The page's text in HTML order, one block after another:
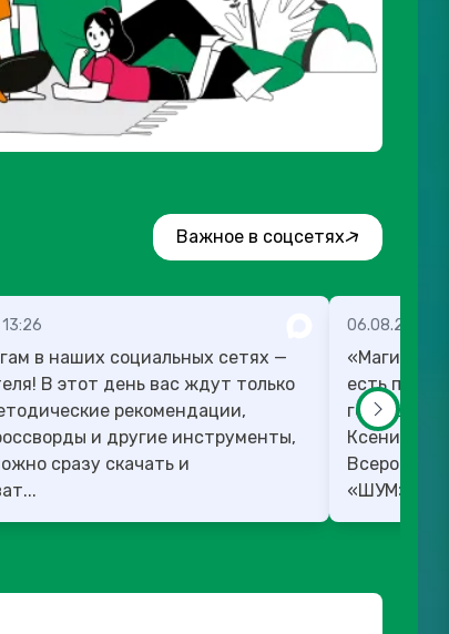
Важное в соцсетях
в наших социальных сетях —
только
рекомендации,
и другие инструменты,
сразу скачать и
06.08.2026
«Магию
есть план,
готовы в
Ксения